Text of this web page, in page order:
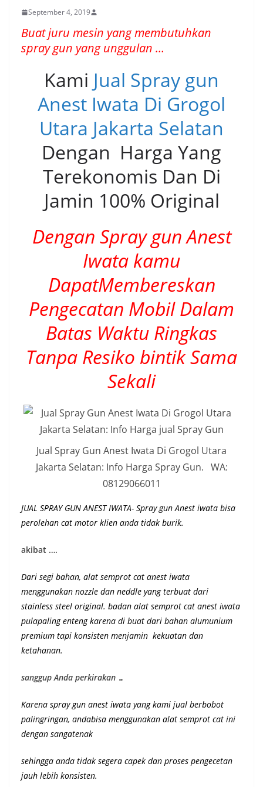
September 4, 2019
Buat juru mesin yang membutuhkan
spray gun yang unggulan …
Kami Jual Spray gun
Anest Iwata Di Grogol
Utara Jakarta Selatan
Dengan Harga Yang
Terekonomis Dan Di
Jamin 100% Original
Dengan Spray gun Anest
Iwata kamu
DapatMembereskan
Pengecatan Mobil Dalam
Batas Waktu Ringkas
Tanpa Resiko bintik Sama
Sekali
Jual Spray Gun Anest Iwata Di Grogol Utara
Jakarta Selatan: Info Harga Spray Gun. WA:
08129066011
JUAL SPRAY GUN ANEST IWATA- Spray gun Anest iwata bisa
perolehan cat motor klien anda tidak burik.
akibat ….
Dari segi bahan, alat semprot cat anest iwata
menggunakan nozzle dan neddle yang terbuat dari
stainless steel original. badan alat semprot cat anest iwata
pulapaling enteng karena di buat dari bahan alumunium
premium tapi konsisten menjamin kekuatan dan
ketahanan.
sanggup Anda perkirakan …
Karena spray gun anest iwata yang kami jual berbobot
palingringan, andabisa menggunakan alat semprot cat ini
dengan sangatenak
sehingga anda tidak segera capek dan proses pengecetan
jauh lebih konsisten.